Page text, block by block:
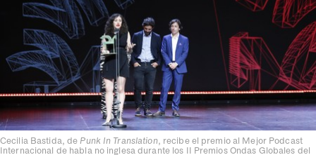
Cecilia Bastida, de Punk In Translation, recibe el premio al Mejor Podcast
Internacional de habla no inglesa durante los II Premios Ondas Globales del